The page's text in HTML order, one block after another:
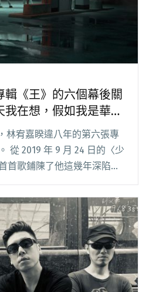
輯《王》的六個幕後關
我在想，假如我是華
錢⋯⋯」
林宥嘉睽違八年的第六張專
從 2019 年 9 月 24 日的〈少
首歌鋪陳了他這幾年深陷焦
信仰的歷程。他陸續推出
神 , 我只是平凡卻閱讀全文
王》的六個幕後關鍵字：
如我是華研，投了這麼多